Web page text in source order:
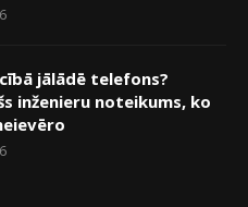
jālādē telefons?
inženieru noteikums, ko